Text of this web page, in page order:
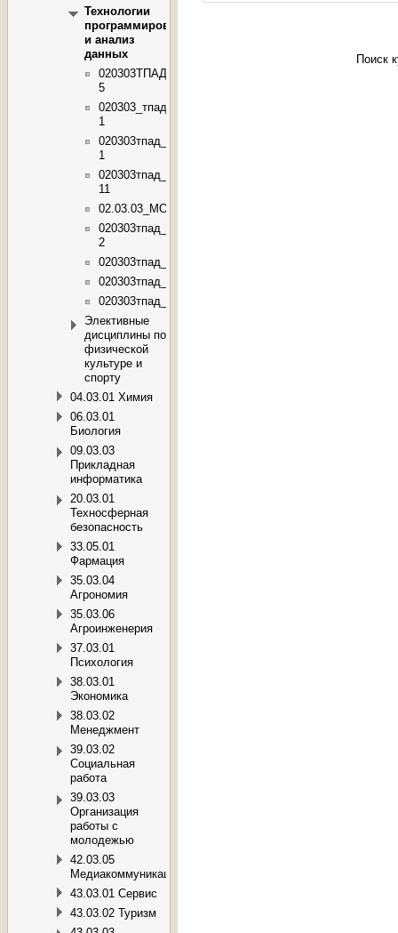
Поиск
Технологии
программирования
и анализ
данных
020303ТПАД_2-
5
020303_тпад_1-
1
020303тпад_2-
1
020303тпад_2-
11
02.03.03_МОиАИС_ТПиАД_ВП
020303тпад_3-
2
020303тпад_01
020303тпад_03
020303тпад_04
Элективные
дисциплины по
физической
культуре и
спорту
04.03.01 Химия
06.03.01
Биология
09.03.03
Прикладная
информатика
20.03.01
Техносферная
безопасность
33.05.01
Фармация
35.03.04
Агрономия
35.03.06
Агроинженерия
37.03.01
Психология
38.03.01
Экономика
38.03.02
Менеджмент
39.03.02
Социальная
работа
39.03.03
Организация
работы с
молодежью
42.03.05
Медиакоммуникации
43.03.01 Сервис
43.03.02 Туризм